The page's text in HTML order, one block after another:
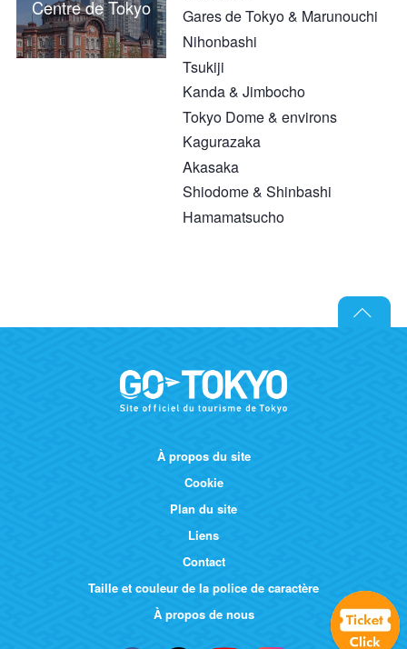
Centre de Tokyo
Gares de Tokyo & Marunouchi
Nihonbashi
Tsukiji
Kanda & Jimbocho
Tokyo Dome & environs
Kagurazaka
Akasaka
Shiodome & Shinbashi
Hamamatsucho
À propos du site
Cookie
Plan du site
Liens
Contact
Taille et couleur de la police de caractère
À propos de nous